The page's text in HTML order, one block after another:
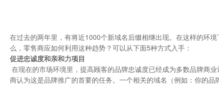
在过去的两年里，有将近1000个新域名后缀相继出现。在这样的环
么，零售商应如何利用这种趋势？可以从下面5种方式入手：
促进忠诚度和亲和力项目
在现在的市场环境里，提高顾客的品牌忠诚度已经成为多数品牌商
商认为这是品牌推广的首要的任务。一个相关的域名（例如：你的